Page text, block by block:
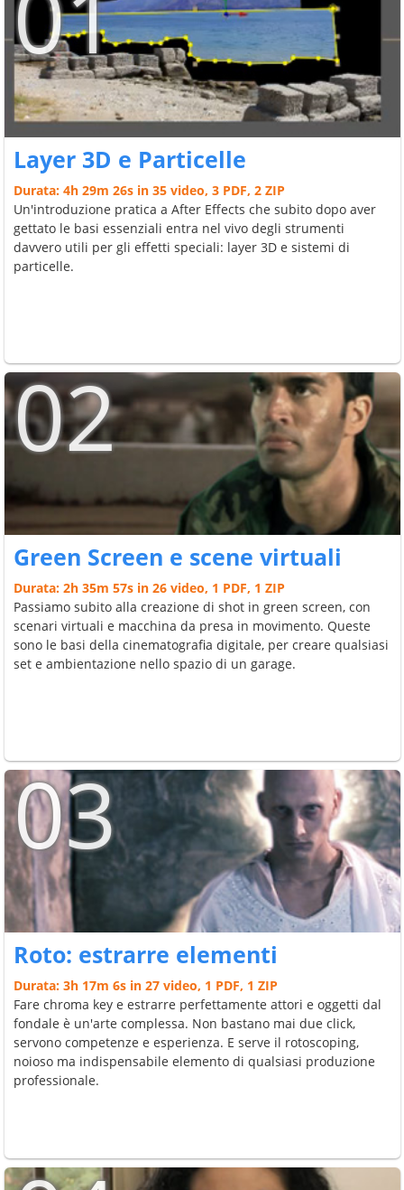
Layer 3D e Particelle
Durata: 4h 29m 26s in 35 video, 3 PDF, 2 ZIP
Un'introduzione pratica a After Effects che subito dopo aver
gettato le basi essenziali entra nel vivo degli strumenti
davvero utili per gli effetti speciali: layer 3D e sistemi di
particelle.
02
Green Screen e scene virtuali
Durata: 2h 35m 57s in 26 video, 1 PDF, 1 ZIP
Passiamo subito alla creazione di shot in green screen, con
scenari virtuali e macchina da presa in movimento. Queste
sono le basi della cinematografia digitale, per creare qualsiasi
set e ambientazione nello spazio di un garage.
03
Roto: estrarre elementi
Durata: 3h 17m 6s in 27 video, 1 PDF, 1 ZIP
Fare chroma key e estrarre perfettamente attori e oggetti dal
fondale è un'arte complessa. Non bastano mai due click,
servono competenze e esperienza. E serve il rotoscoping,
noioso ma indispensabile elemento di qualsiasi produzione
professionale.